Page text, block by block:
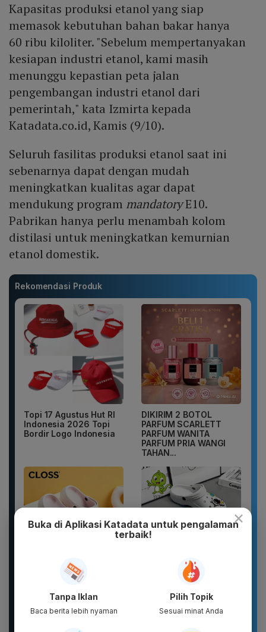
Kapasitas produksi etanol yang siap
memasok kebutuhan bahan bakar hanya
60 ribu kiloliter. "Sebelum mempertanyakan
kesiapan industri etanol, kami masih
menunggu kepastian peta jalan
pengembangan industri etanol dari
pemerintah," kata Izmirta kepada
Katadata.co.id, Kamis (9/10).
Seluruh fasilitas produksi etanol saat ini
sebenarnya dapat dengan mudah
meningkatkan kualitas agar dapat
mendukung program mandatoryE10.
Pabrikan hanya perlu menambah kolom
distilasi untuk meningkatkan kemurnian
etanol domestik.
Rekomendasi Produk
Topi 17 Agustus Hut RI
Indonesia 2026 Topi
Bordir Logo Indonesia
DIKIRIM 2 BOTOL
PARFUM SCARLETT
PARFUM WANITA
PARFUM PRIA WANGI
TAHAN...
Sandal Pria Wanita
Slip Cepat Kering Anti...
Sandal Baim unisex
dari bahan karet dan
EVA...
×
Buka di Aplikasi Katadata untuk pengalaman
terbaik!
Tanpa Iklan
Baca berita lebih nyaman
Pilih Topik
Sesuai minat Anda